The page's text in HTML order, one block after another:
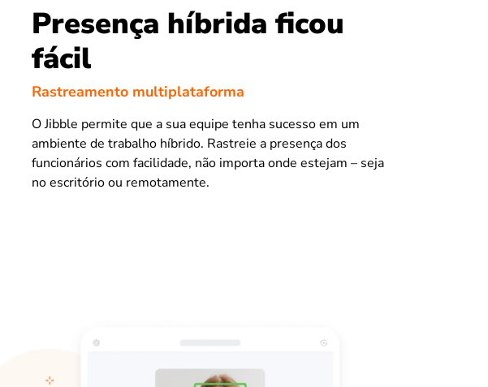
Presença híbrida ficou
fácil
Rastreamento multiplataforma
O Jibble permite que a sua equipe tenha sucesso em um
ambiente de trabalho híbrido. Rastreie a presença dos
funcionários com facilidade, não importa onde estejam – seja
no escritório ou remotamente.